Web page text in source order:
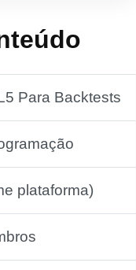
Para Backtests
plataforma)